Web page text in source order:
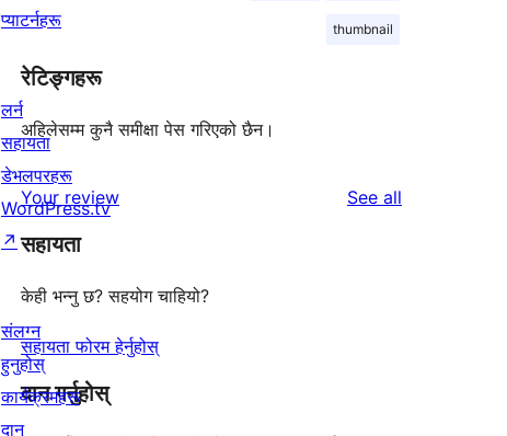
thumbnail
रेटिङ्गहरू
अहिलेसम्म कुनै समीक्षा पेस गरिएको छैन।
Your review See all
सहायता
केही भन्नु छ? सहयोग चाहियो?
सहायता फोरम हेर्नुहोस्
दान गर्नुहोस्
प्याटर्नहरू
लर्न
सहायता
डेभलपरहरू
WordPress.tv
↗
संलग्न
हुनुहोस्
कार्यक्रमहरू
दान